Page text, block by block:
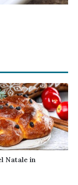
Natale in